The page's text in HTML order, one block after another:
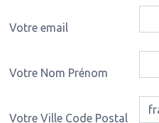
Votre email
Votre Nom Prénom
Votre Ville Code Postal